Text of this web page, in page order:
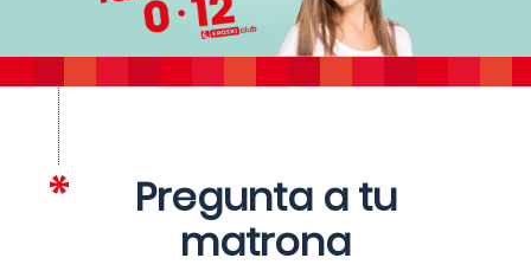
Pregunta a tu
matrona